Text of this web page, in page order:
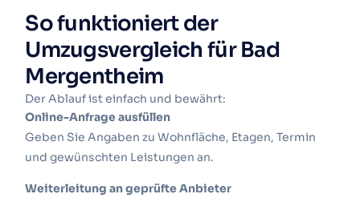
So funktioniert der
Umzugsvergleich für Bad
Mergentheim
Der Ablauf ist einfach und bewährt:
Online-Anfrage ausfüllen
Geben Sie Angaben zu Wohnfläche, Etagen, Termin
und gewünschten Leistungen an.
Weiterleitung an geprüfte Anbieter